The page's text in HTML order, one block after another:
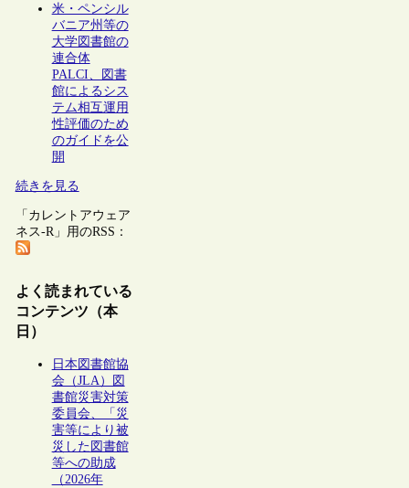
米・ペンシル
バニア州等の
大学図書館の
連合体
PALCI、図書
館によるシス
テム相互運用
性評価のため
のガイドを公
開
続きを見る
「カレントアウェア
ネス-R」用のRSS：
よく読まれている
コンテンツ（本
日）
日本図書館協
会（JLA）図
書館災害対策
委員会、「災
害等により被
災した図書館
等への助成
（2026年